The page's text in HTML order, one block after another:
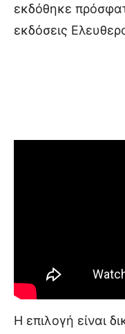
εκδόθηκε
εκδόσεις
Η επιλογή είναι